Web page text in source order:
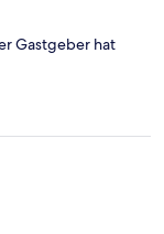
Gastgeber hat